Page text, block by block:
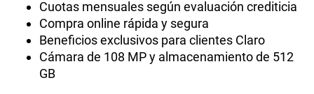
Cuotas mensuales según evaluación crediticia
Compra online rápida y segura
Beneficios exclusivos para clientes Claro
Cámara de 108 MP y almacenamiento de 512
GB